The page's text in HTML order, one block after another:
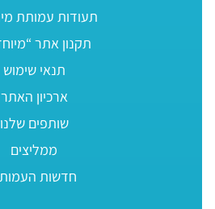
תעודות עמותת
תקנון אתר
תנאי שימוש
ארכיון האתר
שותפים שלנו
ממליצים
חדשות